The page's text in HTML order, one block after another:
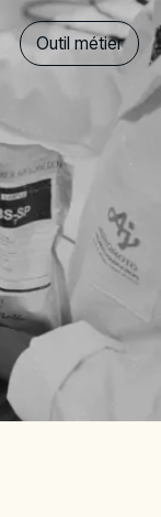
Outil métier